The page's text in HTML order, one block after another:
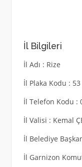
İl Bilgileri
İl Adı : Rize
İl Plaka Kodu : 53
İl Telefon Kodu :
İl Valisi : Kemal
İl Belediye
İl Garnizon